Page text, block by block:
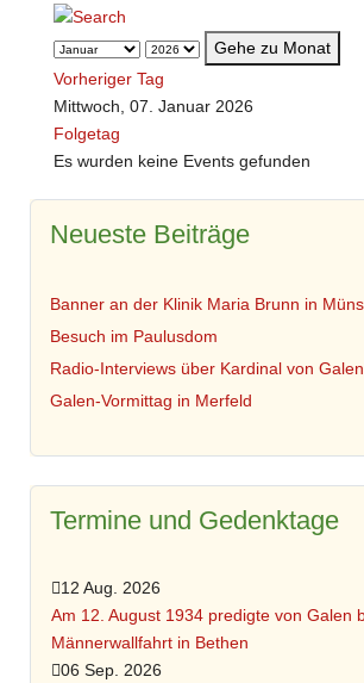
Gehe zu Monat
Vorheriger Tag
Mittwoch, 07. Januar 2026
Folgetag
Es wurden keine Events gefunden
Neueste Beiträge
Banner an der Klinik Maria Brunn in
Besuch im Paulusdom
Radio-Interviews über Kardinal von Galen
Galen-Vormittag in Merfeld
Termine und Gedenktage
12 Aug. 2026
Am 12. August 1934 predigte von Galen
Männerwallfahrt in Bethen
06 Sep. 2026